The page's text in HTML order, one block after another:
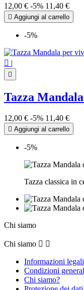
12,00 € -5% 11,40 €
 Aggiungi al carrello
-5%
 |

Tazza
12,00 € -5% 11,40 €
 Aggiungi al carrello
-5%
Tazza classica in
Chi siamo
Chi siamo  
Informazioni legali
Condizioni
Chi siamo?